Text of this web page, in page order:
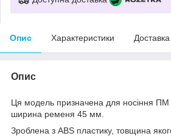
Опис Характеристики Доставка
Опис
Ця модель призначена для носіння
ширина ременя 45 мм.
Зроблена з ABS пластику, товщина